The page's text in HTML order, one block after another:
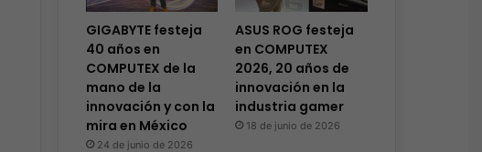
GIGABYTE festeja
40 años en
COMPUTEX de la
mano de la
innovación y con la
mira en México
24 de junio de 2026
ASUS ROG festeja
en COMPUTEX
2026, 20 años de
innovación en la
industria gamer
18 de junio de 2026